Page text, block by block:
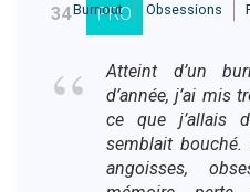
34 PRO
Burnout Obsessions
Atteint d’un
d’année, j’ai mis
ce que j’allais
semblait bouché.
angoisses,